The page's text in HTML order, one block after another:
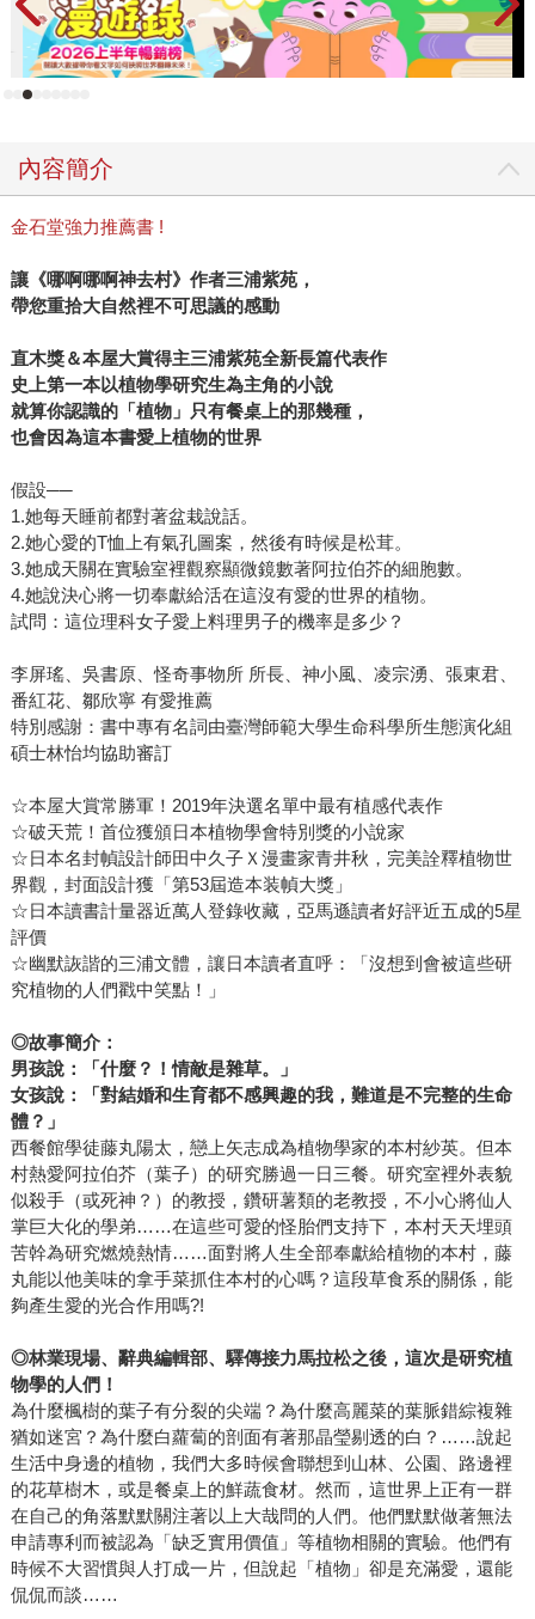
內容簡介
金石堂強力推薦書 !
讓《哪啊哪啊神去村》作者三浦紫苑，
帶您重拾大自然裡不可思議的感動
直木獎＆本屋大賞得主三浦紫苑全新長篇代表作
史上第一本以植物學研究生為主角的小說
就算你認識的「植物」只有餐桌上的那幾種，
也會因為這本書愛上植物的世界
假設──
1.她每天睡前都對著盆栽說話。
2.她心愛的T恤上有氣孔圖案，然後有時候是松茸。
3.她成天關在實驗室裡觀察顯微鏡數著阿拉伯芥的細胞數。
4.她說決心將一切奉獻給活在這沒有愛的世界的植物。
試問：這位理科女子愛上料理男子的機率是多少？
李屏瑤、吳書原、怪奇事物所 所長、神小風、凌宗湧、張東君、
番紅花、鄒欣寧 有愛推薦
特別感謝：書中專有名詞由臺灣師範大學生命科學所生態演化組
碩士林怡均協助審訂
☆本屋大賞常勝軍！2019年決選名單中最有植感代表作
☆破天荒！首位獲頒日本植物學會特別獎的小說家
☆日本名封幀設計師田中久子Ｘ漫畫家青井秋，完美詮釋植物世
界觀，封面設計獲「第53屆造本装幀大獎」
☆日本讀書計量器近萬人登錄收藏，亞馬遜讀者好評近五成的5星
評價
☆幽默詼諧的三浦文體，讓日本讀者直呼：「沒想到會被這些研
究植物的人們戳中笑點！」
◎故事簡介：
男孩說：「什麼？！情敵是雜草。」
女孩說：「對結婚和生育都不感興趣的我，難道是不完整的生命
體？」
西餐館學徒藤丸陽太，戀上矢志成為植物學家的本村紗英。但本
村熱愛阿拉伯芥（葉子）的研究勝過一日三餐。研究室裡外表貌
似殺手（或死神？）的教授，鑽研薯類的老教授，不小心將仙人
掌巨大化的學弟……在這些可愛的怪胎們支持下，本村天天埋頭
苦幹為研究燃燒熱情……面對將人生全部奉獻給植物的本村，藤
丸能以他美味的拿手菜抓住本村的心嗎？這段草食系的關係，能
夠產生愛的光合作用嗎?!
◎林業現場、辭典編輯部、驛傳接力馬拉松之後，這次是研究植
物學的人們！
為什麼楓樹的葉子有分裂的尖端？為什麼高麗菜的葉脈錯綜複雜
猶如迷宮？為什麼白蘿蔔的剖面有著那晶瑩剔透的白？……說起
生活中身邊的植物，我們大多時候會聯想到山林、公園、路邊裡
的花草樹木，或是餐桌上的鮮蔬食材。然而，這世界上正有一群
在自己的角落默默關注著以上大哉問的人們。他們默默做著無法
申請專利而被認為「缺乏實用價值」等植物相關的實驗。他們有
時候不大習慣與人打成一片，但說起「植物」卻是充滿愛，還能
侃侃而談……